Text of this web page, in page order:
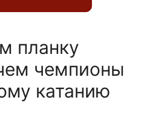
планку
чемпионы
катанию